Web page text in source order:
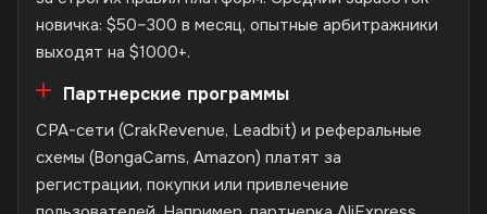
новичка: $50–300 в месяц, опытные арбитражники
выходят на $1000+.
Партнерские программы
CPA-сети (CrakRevenue, Leadbit) и реферальные
схемы (BongaCams, Amazon) платят за
регистрации, покупки или привлечение